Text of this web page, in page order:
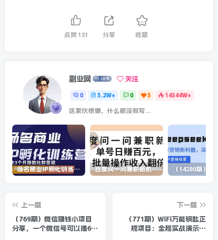
点赞 131 分享 收藏
副业网 关注
0 5.2W+ 0 5 14344W+
这家伙很懒，什么都没有写...
杨名商业IP孵化训练营，从商业到内容到转化一站式学 价值5980元 百度问一问兼职新机遇，单号日赚百元，批量操作收入翻倍
上一篇
（769期）微信赚钱小项目
分享，一个微信号可以撸6
下一篇
（771期）WiFi万能钥匙正
规项目：全程实战演示过